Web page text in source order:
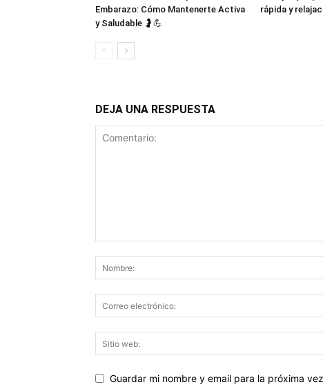
Embarazo: Cómo Mantenerte Activa
y Saludable 🤰💪
rápida y
DEJA UNA RESPUESTA
Guardar mi nombre y email para la próxima